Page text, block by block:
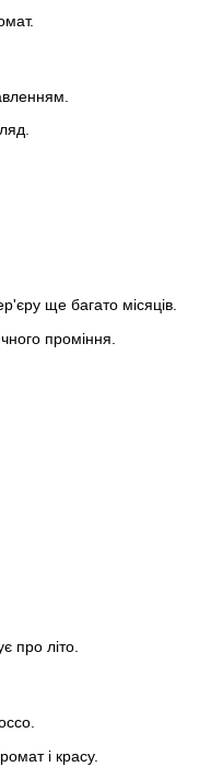
ще багато місяців.
проміння.
про літо.
і красу.